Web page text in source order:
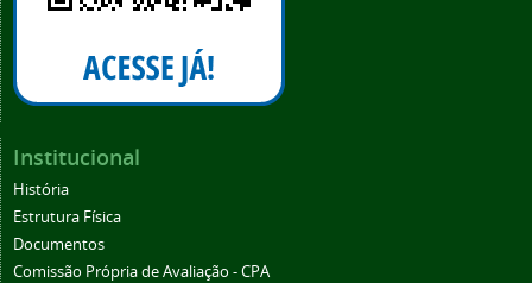
Institucional
História
Estrutura Física
Documentos
Comissão Própria de Avaliação - CPA